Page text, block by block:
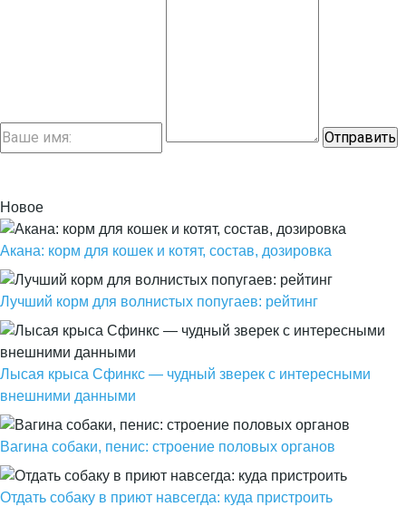
Новое
Акана: корм для кошек и котят, состав, дозировка
Лучший корм для волнистых попугаев: рейтинг
Лысая крыса Сфинкс — чудный зверек с интересными
внешними данными
Вагина собаки, пенис: строение половых органов
Отдать собаку в приют навсегда: куда пристроить